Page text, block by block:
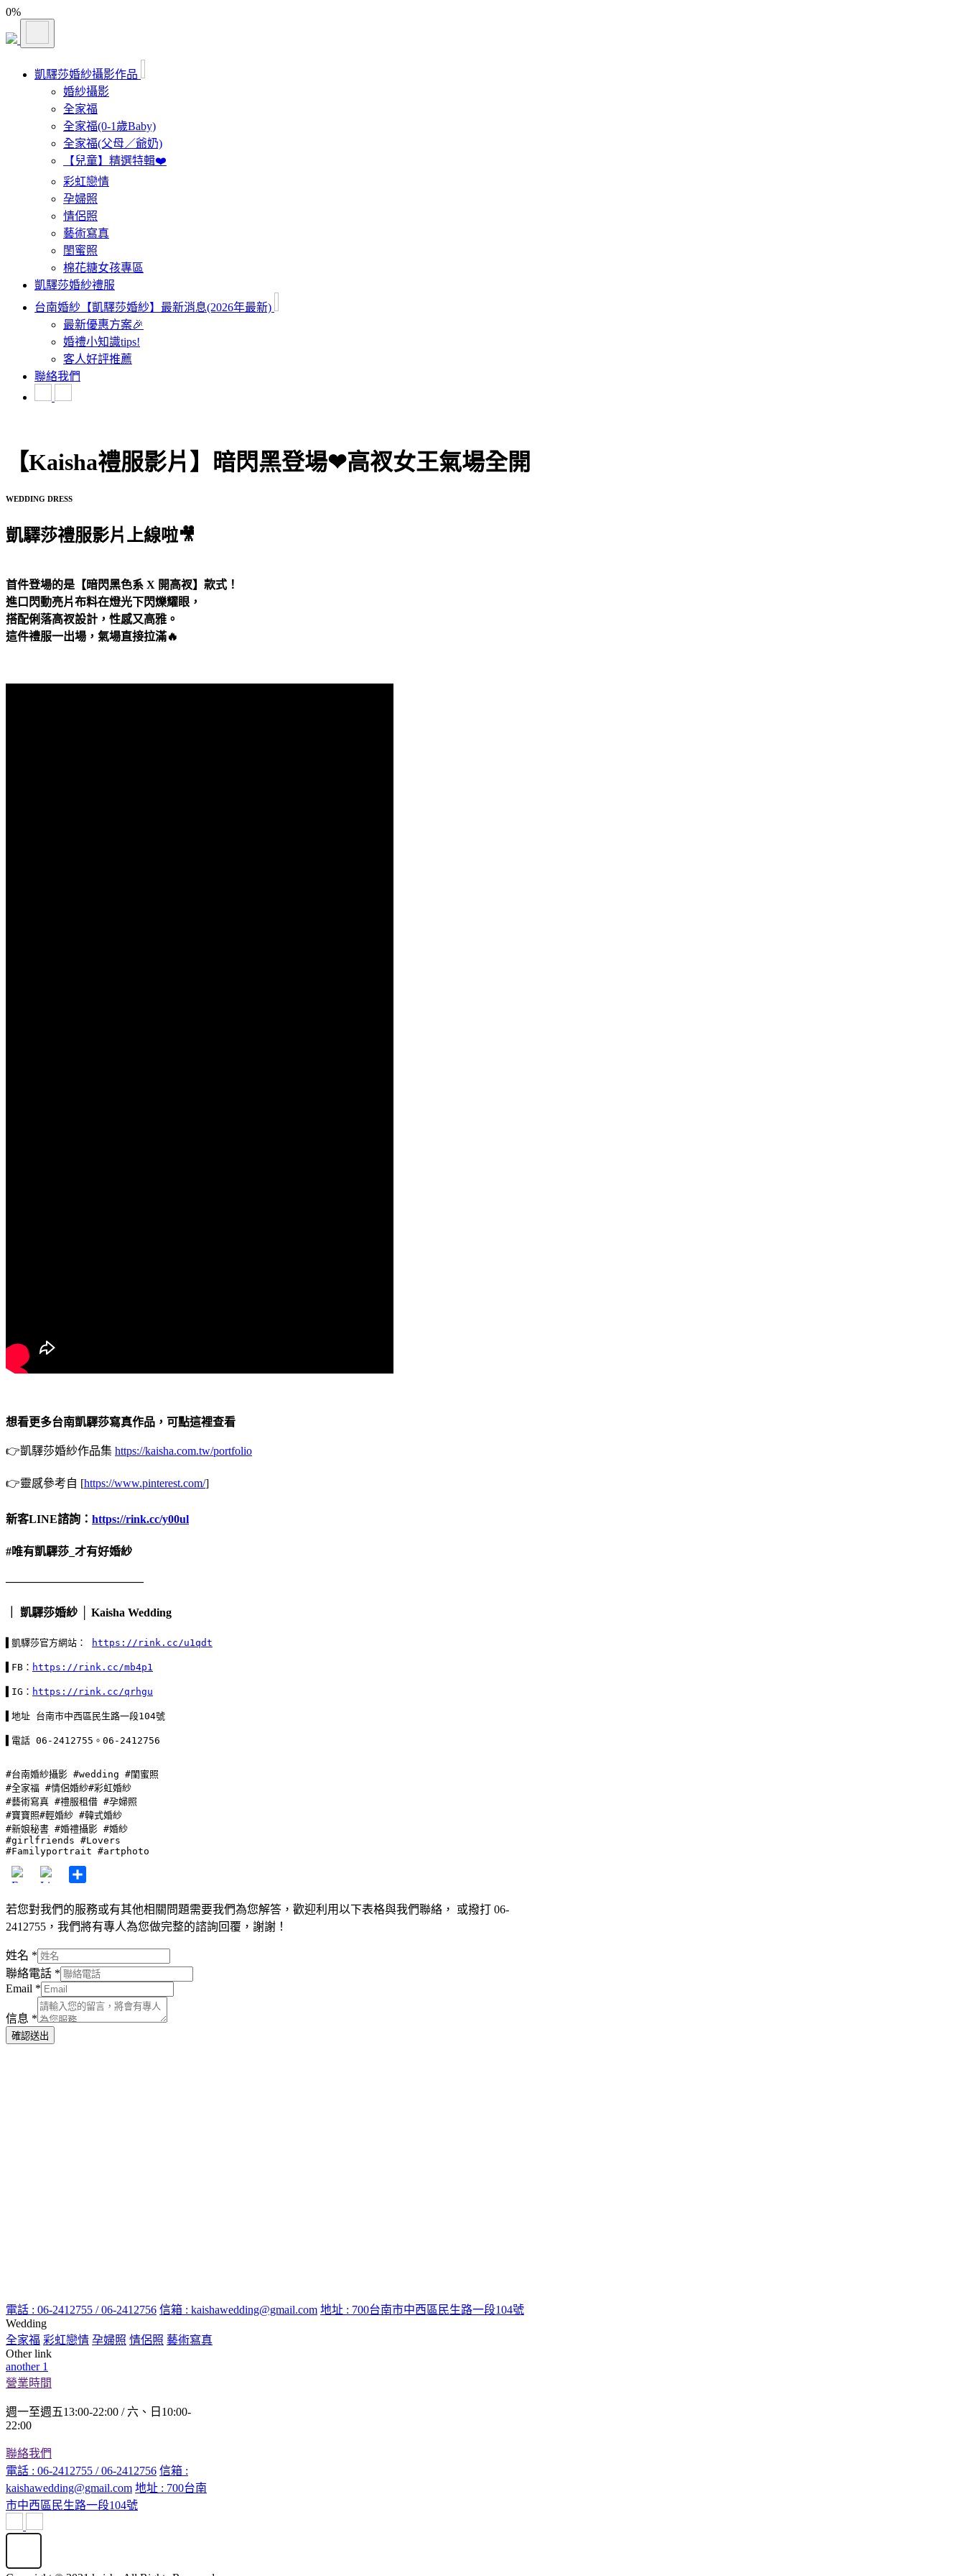
0%
凱驛莎婚紗攝影作品
婚紗攝影
全家福
全家福(0-1歲Baby)
全家福(父母／爺奶)
【兒童】精選特輯❤️
彩虹戀情
孕婦照
情侶照
藝術寫真
閨蜜照
棉花糖女孩專區
凱驛莎婚紗禮服
台南婚紗【凱驛莎婚紗】最新消息(2026年最新)
最新優惠方案🎉
婚禮小知識tips!
客人好評推薦
聯絡我們
【Kaisha禮服影片】暗閃黑登場❤高衩女王氣場全開
WEDDING DRESS
凱驛莎禮服影片上線啦🎥
首件登場的是【暗閃黑色系 X 開高衩】款式！
進口閃動亮片布料在燈光下閃爍耀眼，
搭配俐落高衩設計，性感又高雅。
這件禮服一出場，氣場直接拉滿🔥
想看更多台南凱驛莎寫真作品，可點這裡查看
👉凱驛莎婚紗作品集 https://kaisha.com.tw/portfolio
👉靈感參考自 [https://www.pinterest.com/]
新客LINE諮詢： https://rink.cc/y00ul
#唯有凱驛莎_才有好婚紗
————————————
｜ 凱驛莎婚紗 │ Kaisha Wedding
▌凱驛莎官方網站： https://rink.cc/u1qdt
▌FB： https://rink.cc/mb4p1
▌IG： https://rink.cc/qrhgu
▌地址 台南市中西區民生路一段104號
▌電話 06-2412755。06-2412756
#台南婚紗攝影 #wedding #閨蜜照
#全家福 #情侶婚紗#彩虹婚紗
#藝術寫真 #禮服租借 #孕婦照
#寶寶照#輕婚紗 #韓式婚紗
#新娘秘書 #婚禮攝影 #婚紗
#girlfriends #Lovers
#Familyportrait #artphoto
若您對我們的服務或有其他相關問題需要我們為您解答，歡迎利用以下表格與我們聯絡， 或撥打 06-
2412755，我們將有專人為您做完整的諮詢回覆，謝謝！
姓名 *
聯絡電話 *
Email *
信息 *
確認送出
電話 : 06-2412755 / 06-2412756 信箱 : kaishawedding@gmail.com 地址 : 700台南市中西區民生路一段104號
Wedding
全家福 彩虹戀情 孕婦照 情侶照 藝術寫真
Other link
another 1
營業時間
週一至週五13:00-22:00 / 六、日10:00-
22:00
聯絡我們
電話 : 06-2412755 / 06-2412756 信箱 :
kaishawedding@gmail.com 地址 : 700台南
市中西區民生路一段104號